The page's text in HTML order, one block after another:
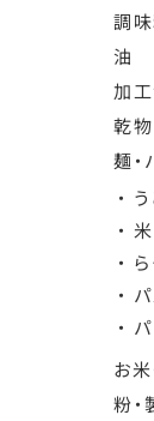
調
油
加
乾物
麺・
・
・
・
・
・
お米
粉